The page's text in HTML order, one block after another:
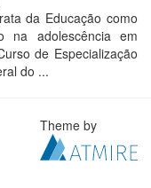
da Educação como
na adolescência em
de Especialização
do ...
Theme by